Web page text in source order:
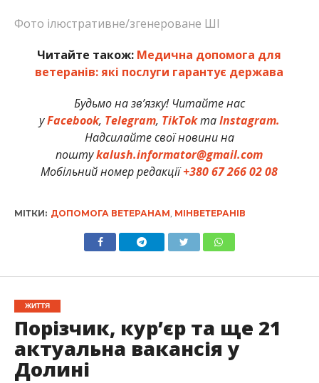
Фото ілюстративне/згенероване ШІ
Читайте також: Медична допомога для
ветеранів: які послуги гарантує держава
Будьмо на зв’язку! Читайте нас
уFacebook, Telegram, TikTokтаInstagram.
Надсилайте свої новини на
поштуkalush.informator@gmail.com
Мобільний номер редакції+380 67 266 02 08
МІТКИ: ДОПОМОГА ВЕТЕРАНАМ МІНВЕТЕРАНІВ
ЖИТТЯ
Порізчик, кур’єр та ще 21
актуальна вакансія у
Долині